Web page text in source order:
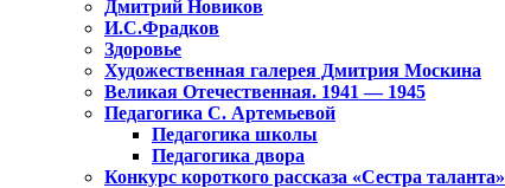
Дмитрий Новиков
И.С.Фрадков
Здоровье
Художественная галерея Дмитрия Москина
Великая Отечественная. 1941 — 1945
Педагогика С. Артемьевой
Педагогика школы
Педагогика двора
Конкурс короткого рассказа «Сестра таланта»